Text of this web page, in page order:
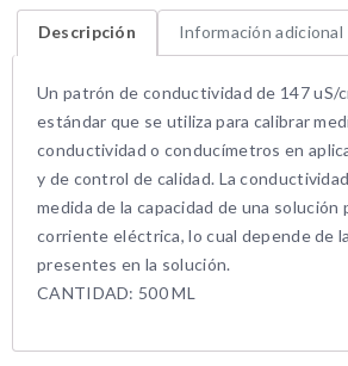
Descripción Información adicional
Un patrón de conductividad de 147 uS/
estándar que se utiliza para calibrar
conductividad o conducímetros en
y de control de calidad. La
medida de la capacidad de una solución
corriente eléctrica, lo cual depende de
presentes en la solución.
CANTIDAD: 500 ML